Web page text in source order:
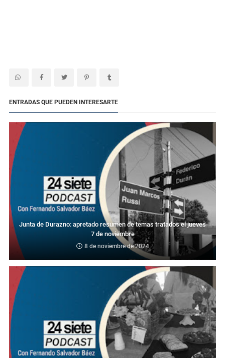
ENTRADAS QUE PUEDEN INTERESARTE
Junta de Durazno: apretado resumen de temas tratados el jueves
7 de noviembre
8 de noviembre de 2024